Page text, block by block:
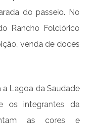
do passeio. No
Rancho Folclórico
venda de doces
a Lagoa da Saudade
os integrantes da
as cores e